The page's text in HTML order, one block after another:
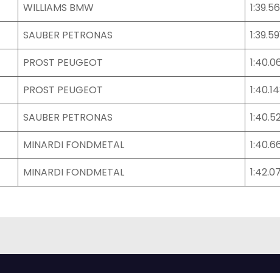
WILLIAMS BMW
SAUBER PETRONAS
PROST PEUGEOT
PROST PEUGEOT
SAUBER PETRONAS
MINARDI FONDMETAL
MINARDI FONDMETAL